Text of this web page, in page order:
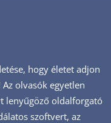
hogy életet adjon
olvasók egyetlen
lenyűgöző oldalforgató
szoftvert, az